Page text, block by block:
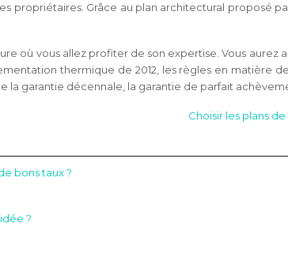
propriétaires. Grâce au plan architectural proposé
où vous allez profiter de son expertise. Vous aurez
thermique de 2012, les règles en matière
la garantie décennale, la garantie de parfait
Choisir les plans
bons taux ?
?